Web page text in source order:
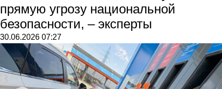
прямую угрозу национальной
безопасности, – эксперты
30.06.2026 07:27